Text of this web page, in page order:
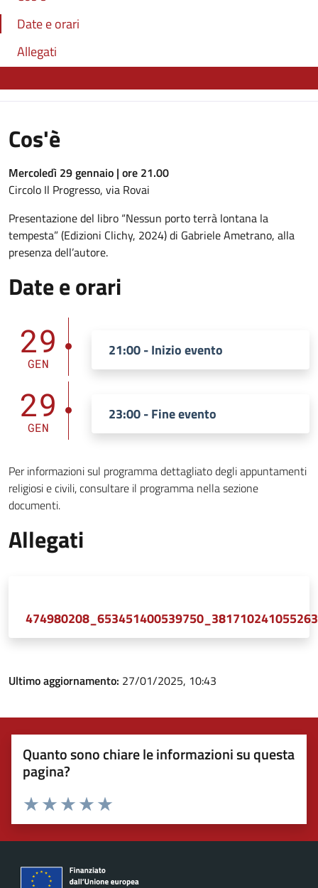
Date e orari
Allegati
Cos'è
Mercoledì 29 gennaio | ore 21.00
Circolo Il Progresso, via Rovai
Presentazione del libro “Nessun porto terrà lontana la
tempesta” (Edizioni Clichy, 2024) di Gabriele Ametrano, alla
presenza dell’autore.
Date e orari
29
GEN
21:00 - Inizio evento
29
GEN
23:00 - Fine evento
Per informazioni sul programma dettagliato degli appuntamenti
religiosi e civili, consultare il programma nella sezione
documenti.
Allegati
Ultimo aggiornamento: 27/01/2025, 10:43
Quanto sono chiare le informazioni su questa
pagina?
Valuta 5 stelle su 5
Valuta 4 stelle su 5
Valuta 3 stelle su 5
Valuta 2 stelle su 5
Valuta 1 stelle su 5